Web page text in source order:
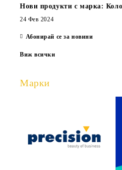
Нови продукти с марка:
24 Фев 2024
Абонирай се за новини
Виж всички
Марки